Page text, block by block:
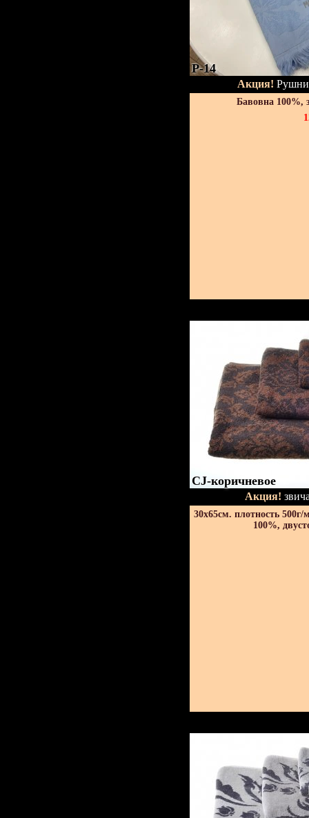
P-14
Акция!
Бавовна 100%,
CJ-коричневое
Акция!
30х65см. плотность 500г/
100%,